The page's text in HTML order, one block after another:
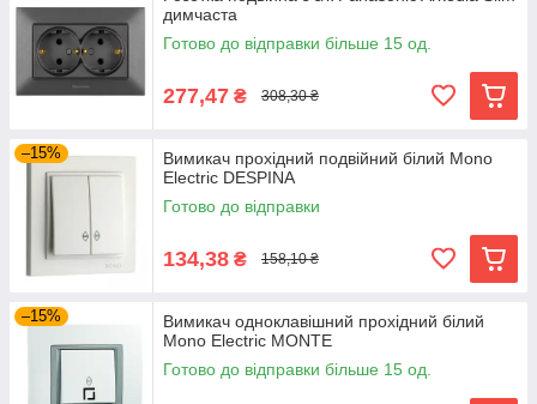
димчаста
Готово до відправки більше 15 од.
277,47 ₴ 308,30 ₴
–15%
Вимикач прохідний подвійний білий Mono
Electric DESPINA
Готово до відправки
134,38 ₴ 158,10 ₴
–15%
Вимикач одноклавішний прохідний білий
Mono Electric MONTE
Готово до відправки більше 15 од.